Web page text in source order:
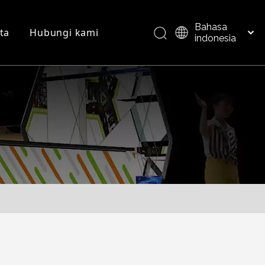
Ikhtisar produk
Hubungi kami
Bahasa
indonesia
Italiano
Pусский
Nederlands
Português
Deutsch
Español
English